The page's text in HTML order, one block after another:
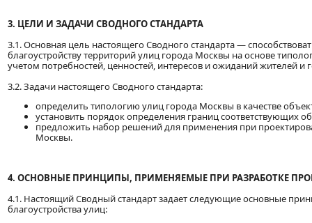
3. ЦЕЛИ И ЗАДАЧИ СВОДНОГО СТАНДАРТА
3.1. Основная цель настоящего Сводного стандарта —
благоустройству территорий улиц города Москвы на основе
учетом потребностей, ценностей, интересов и ожиданий жителей и
3.2. Задачи настоящего Сводного стандарта:
определить типологию улиц города Москвы в качестве
установить порядок определения границ соответствующих
предложить набор решений для применения при
Москвы.
4. ОСНОВНЫЕ ПРИНЦИПЫ, ПРИМЕНЯЕМЫЕ ПРИ РАЗРАБОТКЕ
4.1. Настоящий Сводный стандарт задает следующие основные
благоустройства улиц: